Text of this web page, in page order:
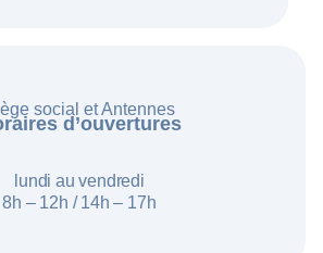
social et Antennes
d’ouvertures
lundi au vendredi
8h – 12h /14h – 17h